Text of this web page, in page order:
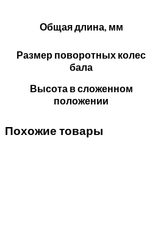
Общая длина, мм
Размер поворотных колес
бала
Высота в сложенном
положении
Похожие товары